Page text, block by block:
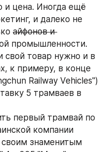
и цена. Иногда ещё
и далеко не
айфонов и
промышленности.
свой товар нужно и в
к примеру, в конце
Railway Vehicles")
5 трамваев в
первый трамвай по
компании
своим знаменитым